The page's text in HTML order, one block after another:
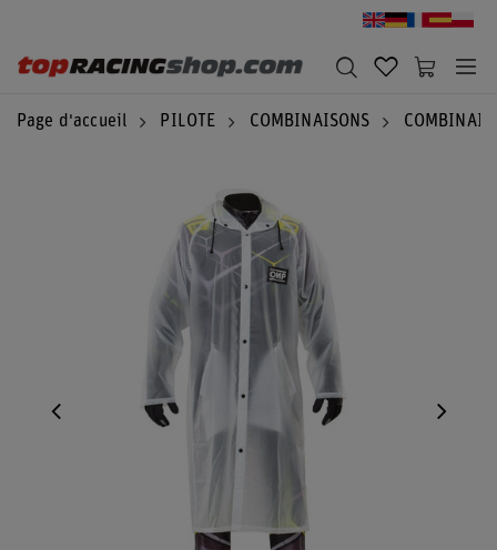
Page d'accueil PILOTE COMBINAISONS